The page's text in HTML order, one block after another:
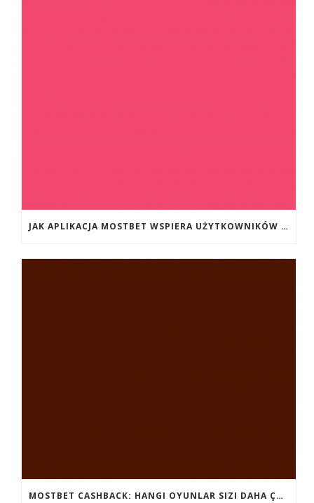
JAK APLIKACJA MOSTBET WSPIERA UŻYTKOWNIKÓW ANDROIDA?
MOSTBET CASHBACK: HANGI OYUNLAR SIZI DAHA ÇOX QAZANA BILƏR?